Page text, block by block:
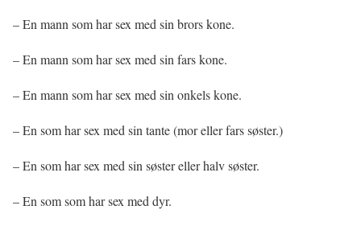
– En mann som har sex med sin brors kone.
– En mann som har sex med sin fars kone.
– En mann som har sex med sin onkels kone.
– En som har sex med sin tante (mor eller fars søster.)
– En som har sex med sin søster eller halv søster.
– En som som har sex med dyr.